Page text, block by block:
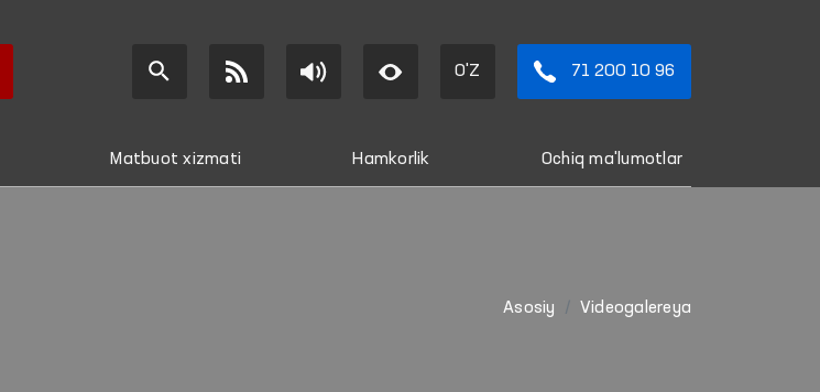
O'Z 71 200 10 96
Matbuot xizmati Hamkorlik Ochiq ma'lumotlar
Asosiy Videogalereya